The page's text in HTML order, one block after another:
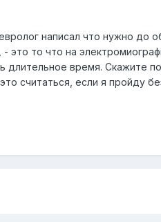
написал что нужно до
это то что на
длительное время. Скажите
считаться, если я пройду